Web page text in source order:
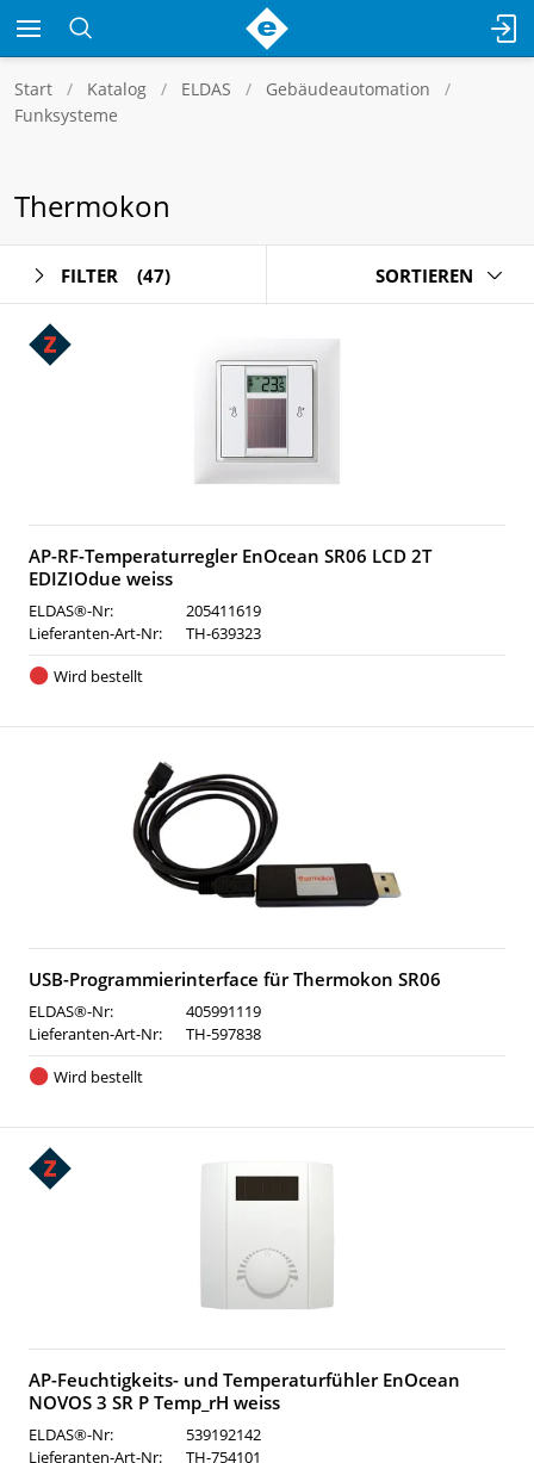
Start Katalog ELDAS
Gebäudeautomation
Funksysteme
Thermokon
FILTER (47) SORTIEREN
AP-RF-Temperaturregler EnOcean SR06 LCD 2T
EDIZIOdue weiss
ELDAS®-Nr:
205411619
Lieferanten-Art-Nr:
TH-639323
Wird bestellt
USB-Programmierinterface für Thermokon SR06
ELDAS®-Nr:
405991119
Lieferanten-Art-Nr:
TH-597838
Wird bestellt
AP-Feuchtigkeits- und Temperaturfühler EnOcean
NOVOS 3 SR P Temp_rH weiss
ELDAS®-Nr:
539192142
Lieferanten-Art-Nr:
TH-754101